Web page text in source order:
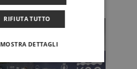
RIFIUTA TUTTO
MOSTRA DETTAGLI